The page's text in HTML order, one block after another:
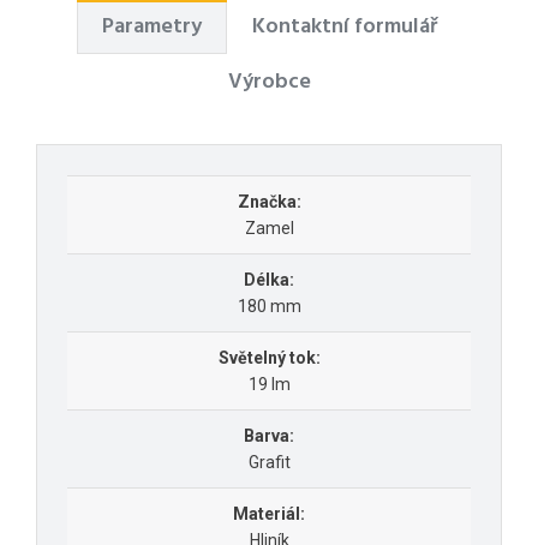
Parametry
Kontaktní formulář
Výrobce
Značka:
Zamel
Délka:
180 mm
Světelný tok:
19 lm
Barva:
Grafit
Materiál:
Hliník